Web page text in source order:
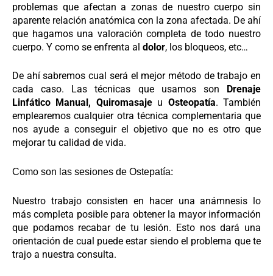
problemas que afectan a zonas de nuestro cuerpo sin
aparente relación anatómica con la zona afectada. De ahí
que hagamos una valoración completa de todo nuestro
cuerpo. Y como se enfrenta al dolor, los bloqueos, etc…
De ahí sabremos cual será el mejor método de trabajo en
cada caso. Las técnicas que usamos son
Drenaje
Linfático Manual, Quiromasaje u Osteopatía. También
emplearemos cualquier otra técnica complementaria que
nos ayude a conseguir el objetivo que no es otro que
mejorar tu calidad de vida.
Como son las sesiones de Ostepatía:
Nuestro trabajo consisten en hacer una anámnesis lo
más completa posible para obtener la mayor información
que podamos recabar de tu lesión. Esto nos dará una
orientación de cual puede estar siendo el problema que te
trajo a nuestra consulta.